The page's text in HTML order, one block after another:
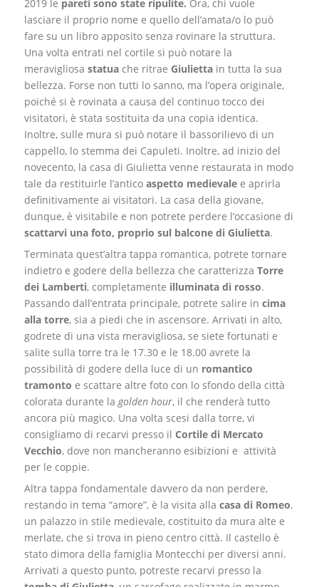
2019 le pareti sono state ripulite. Ora, chi vuole
lasciare il proprio nome e quello dell’amata/o lo può
fare su un libro apposito senza rovinare la struttura.
Una volta entrati nel cortile si può notare la
meravigliosastatua che ritrae Giulietta in tutta la sua
bellezza. Forse non tutti lo sanno, ma l’opera originale,
poiché si è rovinata a causa del continuo tocco dei
visitatori, è stata sostituita da una copia identica.
Inoltre,sulle mura si può notare il bassorilievo di un
cappello, lo stemma dei Capuleti. Inoltre, ad inizio del
novecento, la casa di Giulietta venne restaurata in modo
tale da restituirle l’anticoaspetto medievale e aprirla
definitivamente ai visitatori. La casa della giovane,
dunque, èvisitabile e non potrete perdere l’occasione di
scattarvi una foto, proprio sul balcone di Giulietta.
Terminata quest’altra tappa romantica, potrete tornare
indietro e godere della bellezza che caratterizzaTorre
dei Lamberti, completamente illuminata di rosso.
Passando dall’entrata principale, potrete salire incima
alla torre, sia a piedi che in ascensore. Arrivati in alto,
godrete di una vista meravigliosa, se siete fortunati e
salite sulla torre tra le 17.30 e le 18.00 avrete la
possibilità di godere della luce di un romantico
tramonto e scattare altre foto con lo sfondo della città
colorata durante lagolden hour, il che renderà tutto
ancora più magico. Una volta scesi dalla torre, vi
consigliamo di recarvi presso il Cortile di Mercato
Vecchio, dove non mancheranno esibizioni e attività
per le coppie.
Altra tappa fondamentale davvero da non perdere,
restando in tema “amore”, è la visita allacasa di Romeo,
un palazzo in stile medievale, costituito da mura alte e
merlate, che si trova in pieno centro città. Il castello è
stato dimora della famiglia Montecchi per diversi anni.
Arrivati a questo punto, potreste recarvi presso la